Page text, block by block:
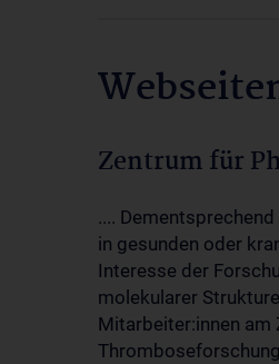
Zentrum für
....
in gesunden oder
Interesse der
molekularer
Mitarbeiter:innen am